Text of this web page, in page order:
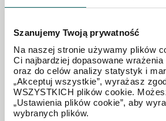
Szanujemy Twoją prywatność
Na naszej stronie używamy plików
Ci najbardziej dopasowane
oraz do celów analizy statystyk i
„Akceptuj wszystkie”, wyrażasz
WSZYSTKICH plików cookie.
„Ustawienia plików cookie”, aby
wybranych plików.
MIESZKANIE NA SPRZEDAŻ
Mieszkanie 4 pokojowe na -